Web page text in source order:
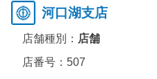
河口湖支店
店舗種別： 店舗
店番号：507